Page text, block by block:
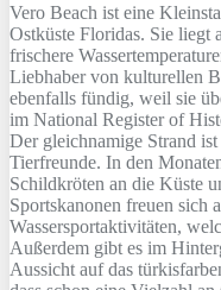
Vero Beach ist eine
Ostküste Floridas. Sie liegt
frischere
Liebhaber von kulturellen
ebenfalls fündig, weil sie
im National Register of
Der gleichnamige Strand
Tierfreunde. In den
Schildkröten an die Küste
Sportskanonen freuen sich
Wassersportaktivitäten,
Außerdem gibt es im
Aussicht auf das